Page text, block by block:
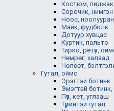
Костюм, пиджак
Сорочик,
Ноос,
Майк, фудболк
Дотуур хувцас
Куртик, пальто
Тирко, ретүз,
Нөмрөг, халаад
Чөлөөт,
Гутал, оймс
Эрэгтэй ботинк
Эмэгтэй
Пүүз, кет, углааш
Түрийтэй гутал